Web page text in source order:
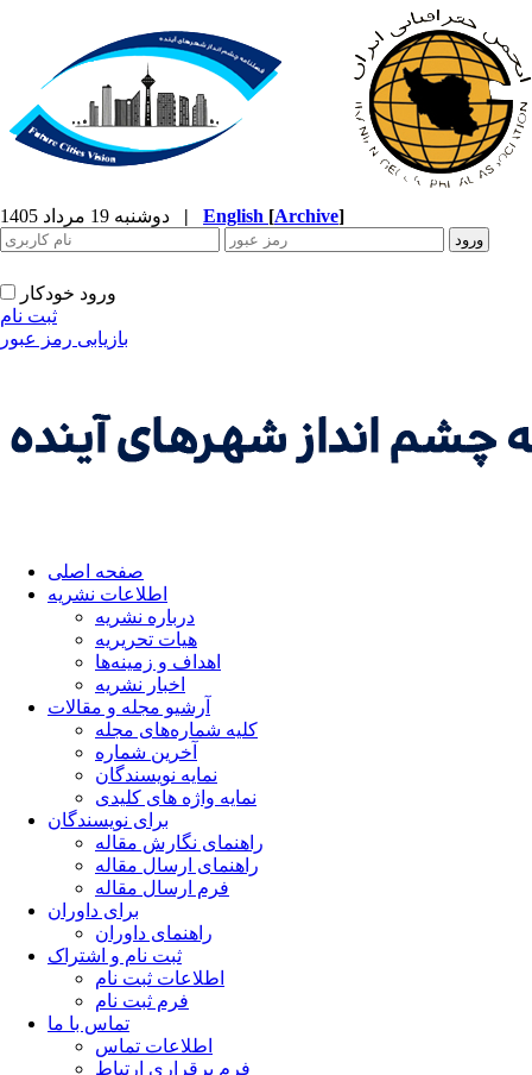
| English [Archive]
ورود خودکار
ثبت نام
بازیابی رمز عبور
صفحه اصلی
اطلاعات نشریه
درباره نشریه
هیات تحریریه
اهداف و زمینه‌ها
اخبار نشریه
آرشیو مجله و مقالات
کلیه شماره‌های مجله
آخرین شماره
نمایه نویسندگان
نمایه واژه های کلیدی
برای نویسندگان
راهنمای نگارش مقاله
راهنمای ارسال مقاله
فرم ارسال مقاله
برای داوران
راهنمای داوران
ثبت نام و اشتراک
اطلاعات ثبت نام
فرم ثبت نام
تماس با ما
اطلاعات تماس
فرم برقراری ارتباط